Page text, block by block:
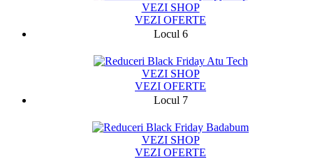
VEZI SHOP
VEZI OFERTE
Locul 6
VEZI SHOP
VEZI OFERTE
Locul 7
VEZI SHOP
VEZI OFERTE